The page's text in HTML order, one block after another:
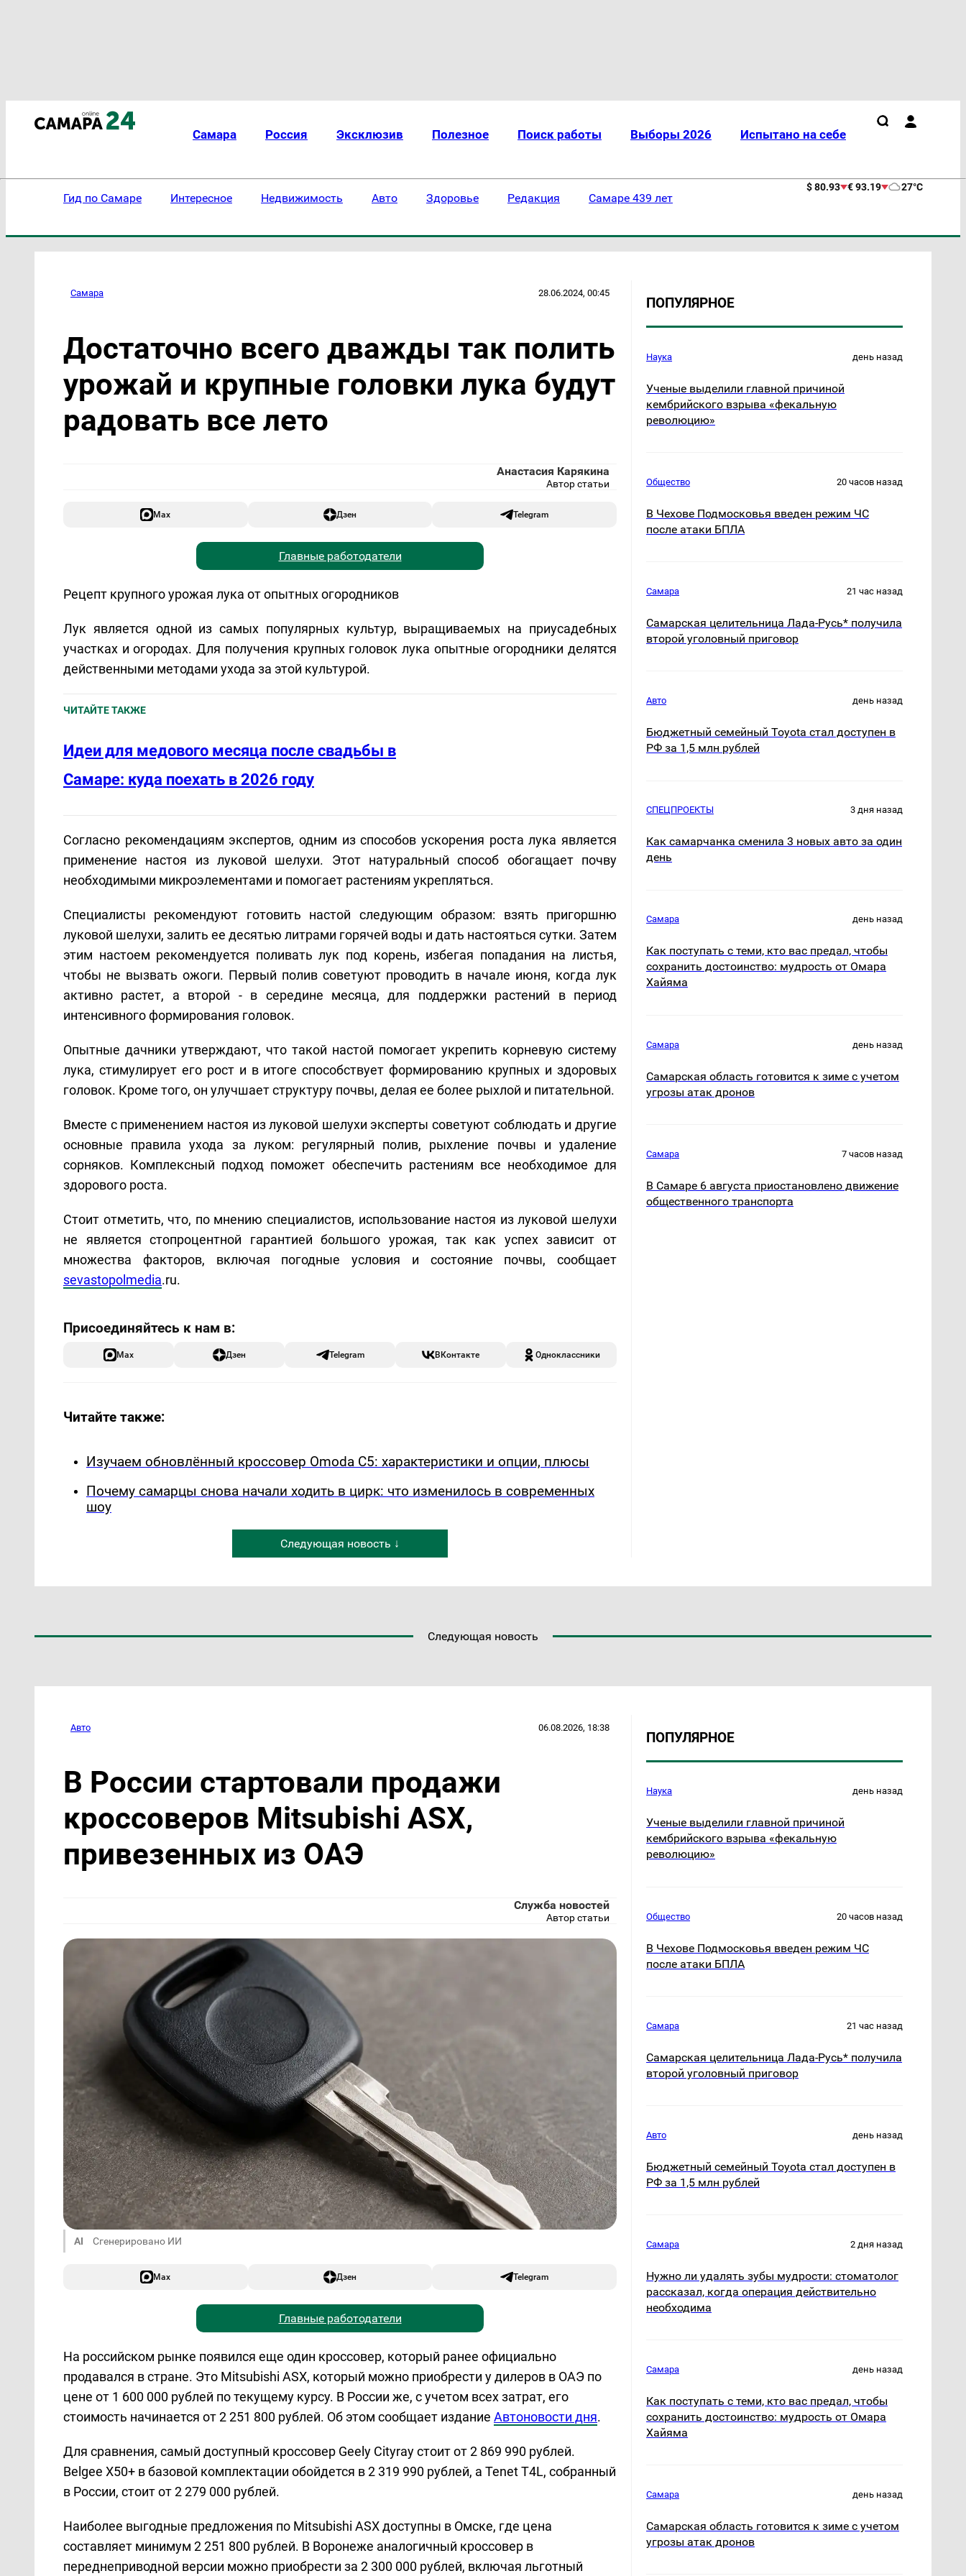
Самара Россия Эксклюзив Полезное Поиск работы Выборы 2026 Испытано на себе
Гид по Самаре Интересное Недвижимость Авто Здоровье Редакция Самаре 439 лет
$ 80.93 € 93.19 27°C
Самара 28.06.2024, 00:45
Достаточно всего дважды так полить
урожай и крупные головки лука будут
радовать все лето
Анастасия Карякина
Автор статьи
Max Дзен Telegram
Главные работодатели
Рецепт крупного урожая лука от опытных огородников
Лук является одной из самых популярных культур, выращиваемых на приусадебных
участках и огородах. Для получения крупных головок лука опытные огородники делятся
действенными методами ухода за этой культурой.
ЧИТАЙТЕ ТАКЖЕ
Идеи для медового месяца после свадьбы в
Самаре: куда поехать в 2026 году
Согласно рекомендациям экспертов, одним из способов ускорения роста лука является
применение настоя из луковой шелухи. Этот натуральный способ обогащает почву
необходимыми микроэлементами и помогает растениям укрепляться.
Специалисты рекомендуют готовить настой следующим образом: взять пригоршню
луковой шелухи, залить ее десятью литрами горячей воды и дать настояться сутки. Затем
этим настоем рекомендуется поливать лук под корень, избегая попадания на листья,
чтобы не вызвать ожоги. Первый полив советуют проводить в начале июня, когда лук
активно растет, а второй - в середине месяца, для поддержки растений в период
интенсивного формирования головок.
Опытные дачники утверждают, что такой настой помогает укрепить корневую систему
лука, стимулирует его рост и в итоге способствует формированию крупных и здоровых
головок. Кроме того, он улучшает структуру почвы, делая ее более рыхлой и питательной.
Вместе с применением настоя из луковой шелухи эксперты советуют соблюдать и другие
основные правила ухода за луком: регулярный полив, рыхление почвы и удаление
сорняков. Комплексный подход поможет обеспечить растениям все необходимое для
здорового роста.
Стоит отметить, что, по мнению специалистов, использование настоя из луковой шелухи
не является стопроцентной гарантией большого урожая, так как успех зависит от
множества факторов, включая погодные условия и состояние почвы, сообщает
sevastopolmedia.ru.
Max Дзен Telegram ВКонтакте Одноклассники
Читайте также:
Изучаем обновлённый кроссовер Omoda C5: характеристики и опции, плюсы
Почему самарцы снова начали ходить в цирк: что изменилось в современных
шоу
Следующая новость ↓
ПОПУЛЯРНОЕ
Наука день назад
Ученые выделили главной причиной
кембрийского взрыва «фекальную
революцию»
Общество 20 часов назад
В Чехове Подмосковья введен режим ЧС
после атаки БПЛА
Самара 21 час назад
Самарская целительница Лада-Русь* получила
второй уголовный приговор
Авто день назад
Бюджетный семейный Toyota стал доступен в
РФ за 1,5 млн рублей
СПЕЦПРОЕКТЫ 3 дня назад
Как самарчанка сменила 3 новых авто за один
день
Самара день назад
Как поступать с теми, кто вас предал, чтобы
сохранить достоинство: мудрость от Омара
Хайяма
Самара день назад
Самарская область готовится к зиме с учетом
угрозы атак дронов
Самара 7 часов назад
В Самаре 6 августа приостановлено движение
общественного транспорта
Следующая новость
Авто 06.08.2026, 18:38
В России стартовали продажи
кроссоверов Mitsubishi ASX,
привезенных из ОАЭ
Служба новостей
Автор статьи
AI Сгенерировано ИИ
Max Дзен Telegram
Главные работодатели
На российском рынке появился еще один кроссовер, который ранее официально
продавался в стране. Это Mitsubishi ASX, который можно приобрести у дилеров в ОАЭ по
цене от 1 600 000 рублей по текущему курсу. В России же, с учетом всех затрат, его
стоимость начинается от 2 251 800 рублей. Об этом сообщает издание Автоновости дня.
Для сравнения, самый доступный кроссовер Geely Cityray стоит от 2 869 990 рублей.
Belgee X50+ в базовой комплектации обойдется в 2 319 990 рублей, а Tenet T4L, собранный
в России, стоит от 2 279 000 рублей.
Наиболее выгодные предложения по Mitsubishi ASX доступны в Омске, где цена
составляет минимум 2 251 800 рублей. В Воронеже аналогичный кроссовер в
переднеприводной версии можно приобрести за 2 300 000 рублей, включая льготный
ПОПУЛЯРНОЕ
Наука день назад
Ученые выделили главной причиной
кембрийского взрыва «фекальную
революцию»
Общество 20 часов назад
В Чехове Подмосковья введен режим ЧС
после атаки БПЛА
Самара 21 час назад
Самарская целительница Лада-Русь* получила
второй уголовный приговор
Авто день назад
Бюджетный семейный Toyota стал доступен в
РФ за 1,5 млн рублей
Самара 2 дня назад
Нужно ли удалять зубы мудрости: стоматолог
рассказал, когда операция действительно
необходима
Самара день назад
Как поступать с теми, кто вас предал, чтобы
сохранить достоинство: мудрость от Омара
Хайяма
Самара день назад
Самарская область готовится к зиме с учетом
угрозы атак дронов